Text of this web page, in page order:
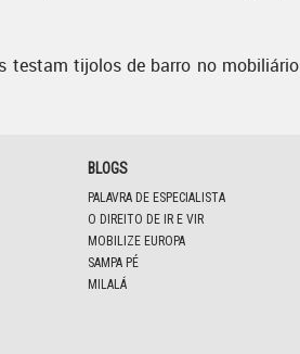
testam tijolos de barro no mobiliário
BLOGS
PALAVRA DE ESPECIALISTA
O DIREITO DE IR E VIR
MOBILIZE EUROPA
SAMPA PÉ
MILALÁ